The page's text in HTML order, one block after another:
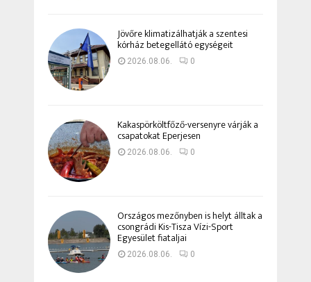
Jövőre klimatizálhatják a szentesi
kórház betegellátó egységeit
2026.08.06. 0
Kakaspörköltfőző-versenyre várják a
csapatokat Eperjesen
2026.08.06. 0
Országos mezőnyben is helyt álltak a
csongrádi Kis-Tisza Vízi-Sport
Egyesület fiataljai
2026.08.06. 0